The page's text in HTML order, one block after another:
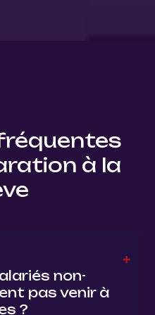
à la
non-
pas venir à
?